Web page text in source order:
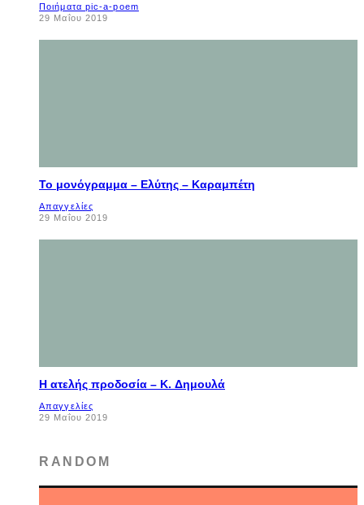
Ποιήματα pic-a-poem
29 Μαΐου 2019
Το μονόγραμμα – Ελύτης – Καραμπέτη
Απαγγελίες
29 Μαΐου 2019
Η ατελής προδοσία – K. Δημουλά
Απαγγελίες
29 Μαΐου 2019
RANDOM